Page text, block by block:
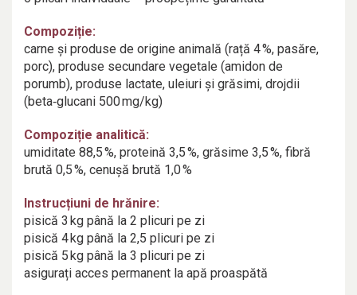
Compoziție:
carne și produse de origine animală (rață 4 %, pasăre,
porc), produse secundare vegetale (amidon de
porumb), produse lactate, uleiuri și grăsimi, drojdii
(beta‑glucani 500 mg/kg)
Compoziție analitică:
umiditate 88,5 %, proteină 3,5 %, grăsime 3,5 %, fibră
brută 0,5 %, cenușă brută 1,0 %
Instrucțiuni de hrănire:
pisică 3 kg până la 2 plicuri pe zi
pisică 4 kg până la 2,5 plicuri pe zi
pisică 5 kg până la 3 plicuri pe zi
asigurați acces permanent la apă proaspătă